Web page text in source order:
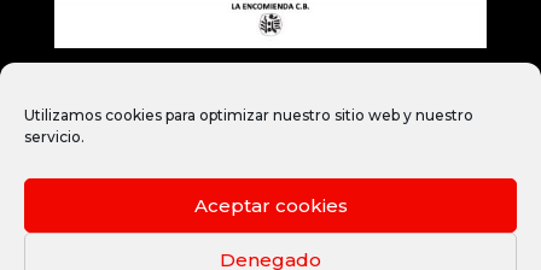
Utilizamos cookies para optimizar nuestro sitio web y nuestro
servicio.
Aceptar cookies
Denegado
Politica de privacidad
Política de cookies
Términos y condiciones generales